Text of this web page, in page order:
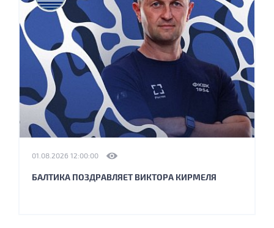
01.08.2026 12:00:00
БАЛТИКА ПОЗДРАВЛЯЕТ ВИКТОРА КИРМЕЛЯ